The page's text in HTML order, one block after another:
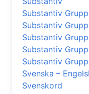
Substantiv Grupp
Substantiv
Substantiv
Substantiv
Substantiv
Svenska –
Svenskord